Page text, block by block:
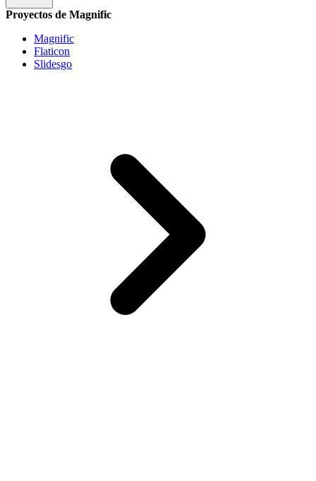
Proyectos de Magnific
Magnific
Flaticon
Slidesgo